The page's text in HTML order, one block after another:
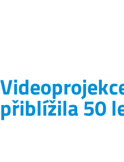
přiblížila 50